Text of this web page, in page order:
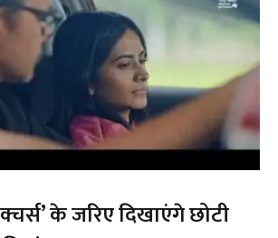
के जरिए दिखाएंगे छोटी